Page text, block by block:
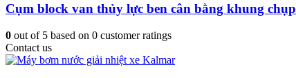
Cụm block van thủy lực ben cân bằng khung chụp
0 out of 5 based on 0 customer ratings
Contact us